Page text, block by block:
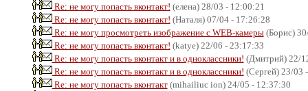
Re: не могу попасть вконтакт! (елена) 28/03 - 12:00:21
Re: не могу попасть вконтакт! (Наталя) 07/04 - 17:26:28
Re: не могу просмотреть изображение с WEB-камеры(Борис)
Re: не могу попасть вконтакт! (katye) 22/06 - 23:17:33
Re: не могу попасть вконтакт и в одноклассники! (Дмитрий) 22/
Re: не могу попасть вконтакт и в одноклассники! (Сергей) 23/03
Re: не могу попасть вконтакт(mihailiuc ion) 24/05 - 12:37:30